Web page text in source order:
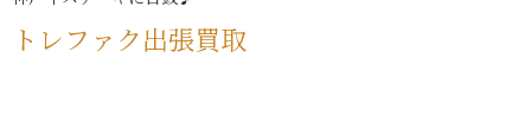
トレファク出張買取